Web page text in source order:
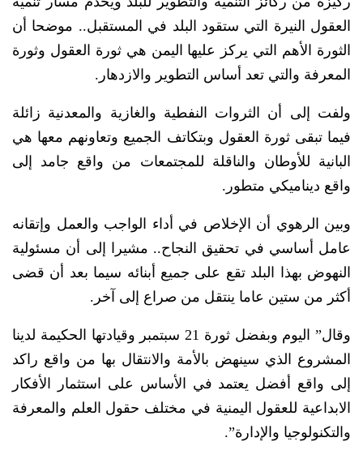
العقول النيرة التي ستقود البلد في المستقبل.. موضحا أن
الثورة الأهم التي يركز عليها اليمن هي ثورة العقول وثورة
المعرفة والتي تعد أساس التطوير والازدهار.
ولفت إلى أن الثروات النفطية والغازية والمعدنية زائلة
فيما تبقى ثورة العقول وبتكاتف الجميع وتعاونهم معها هي
البانية للأوطان والناقلة للمجتمعات من واقع جامد إلى
واقع ديناميكي متطور.
وبين الرهوي أن الإخلاص في أداء الواجب والعمل وإتقانه
عامل أساسي في تحقيق النجاح.. مشيرا إلى أن مسئولية
النهوض بهذا البلد تقع على جميع أبنائه سيما بعد أن قضى
أكثر من ستين عاما ينتقل من صراع إلى آخر.
وقال” اليوم وبفضل ثورة 21 سبتمبر وقيادتها الحكيمة لدينا
المشروع الذي سينهض بالأمة والانتقال بها من واقع راكد
إلى واقع أفضل يعتمد في الأساس على استثمار الأفكار
الابداعية للعقول اليمنية في مختلف حقول العلم والمعرفة
والتكنولوجيا والإدارة”.